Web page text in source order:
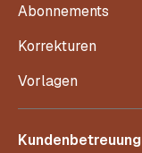
Abonnements
Korrekturen
Vorlagen
Kundenbetreuung